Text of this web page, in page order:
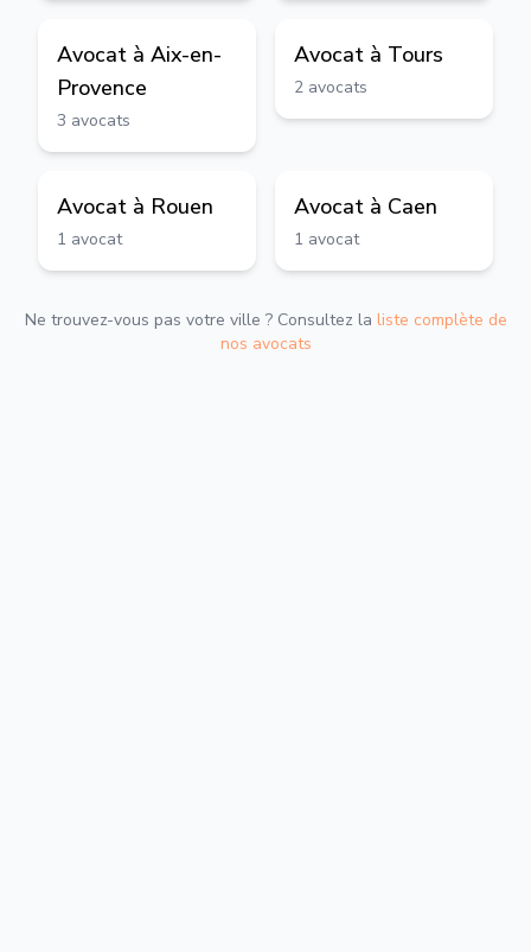
Avocat à Aix-en-
Provence
3 avocats
Avocat à Tours
2 avocats
Avocat à Rouen
1 avocat
Avocat à Caen
1 avocat
Ne trouvez-vous pas votre ville ? Consultez la liste complète de
nos avocats